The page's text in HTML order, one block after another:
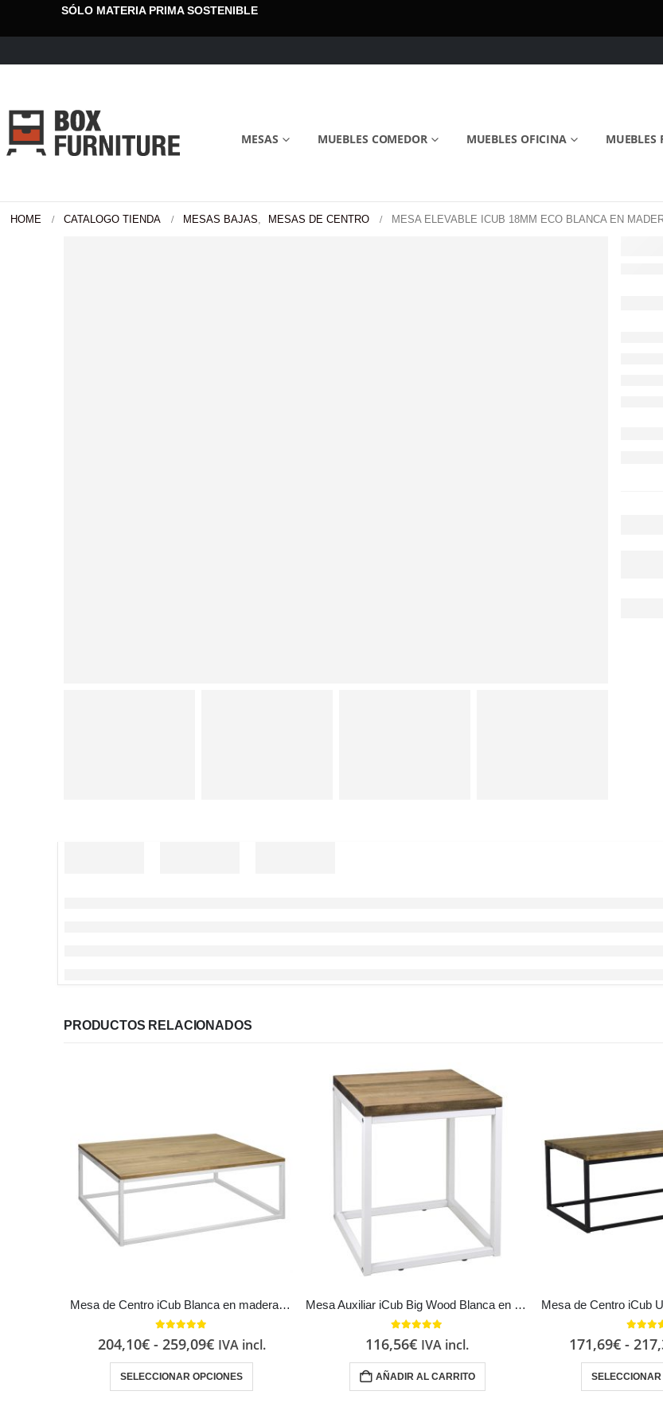
SÓLO MATERIA PRIMA SOSTENIBLE
MESAS MUEBLES COMEDOR MUEBLES OFICINA MUEBLES
HOME CATALOGO TIENDA MESAS BAJAS, MESAS DE CENTRO MESA ELEVABLE ICUB 18MM ECO BLANCA EN
PRODUCTOS RELACIONADOS
Mesa de Centro iCub Blanca en madera maciza de pino acabado vintage estilo industrial Box Furniture
204,10€ - 259,09€ IVA incl.
SELECCIONAR OPCIONES
Mesa Auxiliar iCub Big Wood Blanca en madera maciza de pino acabado vintage estilo industrial Box Furniture
116,56€ IVA incl.
AÑADIR AL CARRITO
171,69€ -